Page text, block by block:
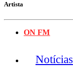
Artista
ON FM
Notícias